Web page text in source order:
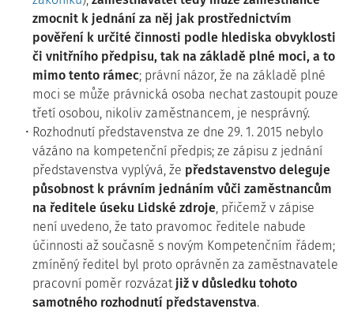
zmocnit k jednání za něj jak prostřednictvím
pověření k určité činnosti podle hlediska obvyklosti
či vnitřního předpisu, tak na základě plné moci, a to
mimo tento rámec; právní názor, že na základě plné
moci se může právnická osoba nechat zastoupit pouze
třetí osobou, nikoliv zaměstnancem, je nesprávný.
Rozhodnutí představenstva ze dne 29. 1. 2015 nebylo
vázáno na kompetenční předpis; ze zápisu z jednání
představenstva vyplývá, že představenstvo deleguje
působnost k právním jednáním vůči zaměstnancům
na ředitele úseku Lidské zdroje, přičemž v zápise
není uvedeno, že tato pravomoc ředitele nabude
účinnosti až současně s novým Kompetenčním řádem;
zmíněný ředitel byl proto oprávněn za zaměstnavatele
pracovní poměr rozvázat již v důsledku tohoto
samotného rozhodnutí představenstva.